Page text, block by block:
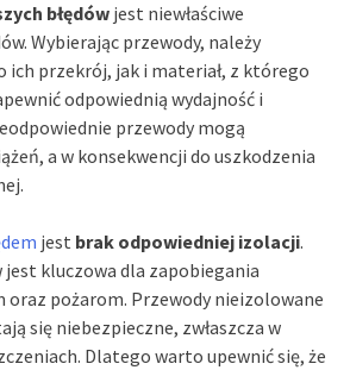
błędów jest niewłaściwe
Wybierając przewody, należy
ich przekrój, jak i materiał, z którego
odpowiednią wydajność i
przewody mogą
a w konsekwencji do uszkodzenia
jest brak odpowiedniej izolacji.
kluczowa dla zapobiegania
oraz pożarom. Przewody nieizolowane
się niebezpieczne, zwłaszcza w
Dlatego warto upewnić się, że